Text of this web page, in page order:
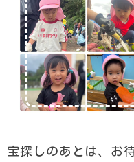
宝探しのあとは、お